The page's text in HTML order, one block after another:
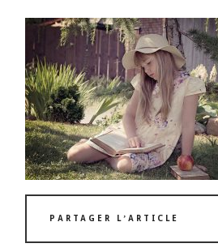
PARTAGER L’ARTICLE